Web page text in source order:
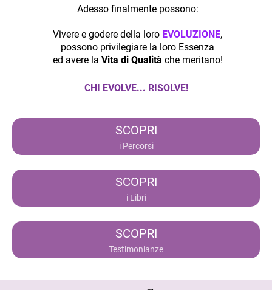
Adesso finalmente possono:
Vivere e godere della loro EVOLUZIONE,
possono privilegiare la loro Essenza
ed avere la Vita di Qualità che meritano!
CHI EVOLVE... RISOLVE!
SCOPRI
i Percorsi
SCOPRI
i Libri
SCOPRI
Testimonianze